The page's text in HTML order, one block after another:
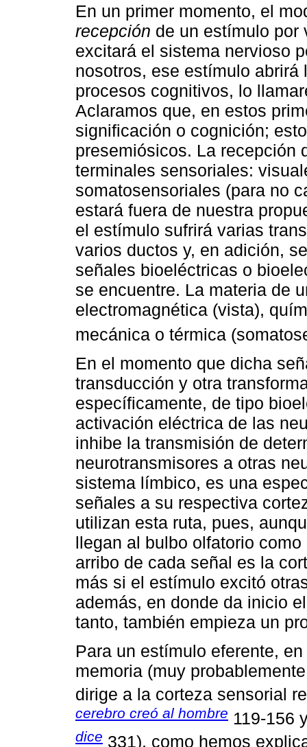
En un primer momento, el
recepción de un estímulo por
excitará el sistema nervioso
nosotros, ese estímulo
procesos cognitivos, lo
Aclaramos que, en estos
significación o cognición;
presemiósicos. La recepción
terminales sensoriales:
somatosensoriales (para no
estará fuera de nuestra
el estímulo sufrirá varias
varios ductos y, en adición,
señales bioeléctricas o
se encuentre. La materia de
electromagnética (vista),
mecánica o térmica
En el momento que dicha
transducción y otra
específicamente, de tipo
activación eléctrica de las
inhibe la transmisión de
neurotransmisores a otras
sistema límbico, es una
señales a su respectiva
utilizan esta ruta, pues,
llegan al bulbo olfatorio
arribo de cada señal es la
más si el estímulo excitó
además, en donde da inicio
tanto, también empieza un
Para un estímulo eferente,
memoria (muy
dirige a la corteza sensorial
cerebro creó al hombre 119-156
dice 331), como hemos